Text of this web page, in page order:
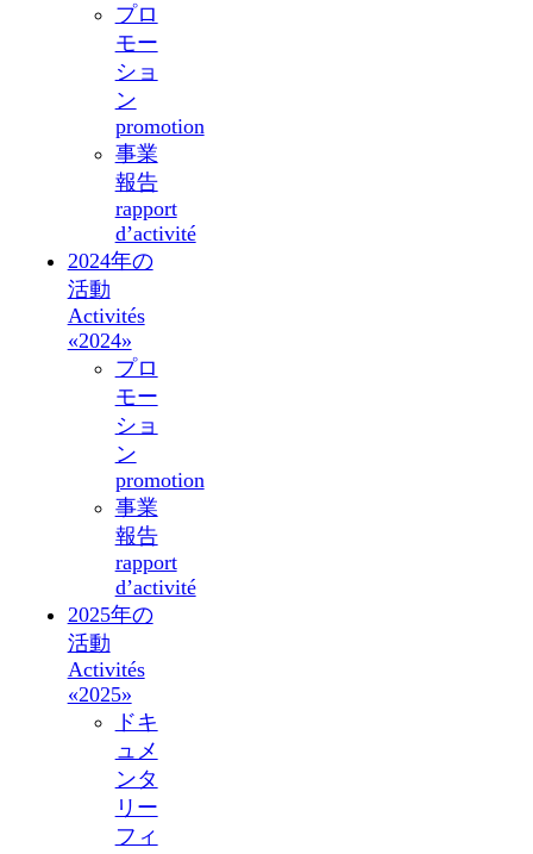
プロ
モー
ショ
ン
promotion
事業
報告
rapport
d’activité
2024年の
活動
Activités
«2024»
プロ
モー
ショ
ン
promotion
事業
報告
rapport
d’activité
2025年の
活動
Activités
«2025»
ドキ
ュメ
ンタ
リー
フィ